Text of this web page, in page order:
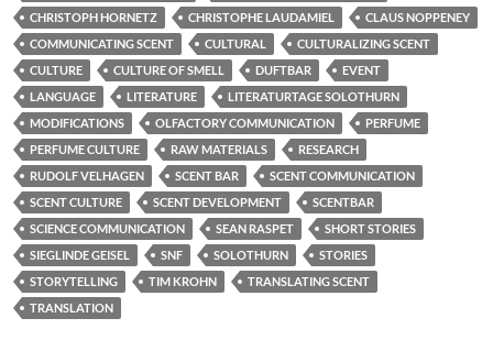
CHRISTOPH HORNETZ
CHRISTOPHE LAUDAMIEL
CLAUS NOPPENEY
COMMUNICATING SCENT
CULTURAL
CULTURALIZING SCENT
CULTURE
CULTURE OF SMELL DUFTBAR
EVENT
LANGUAGE
LITERATURE
LITERATURTAGE SOLOTHURN
MODIFICATIONS
OLFACTORY COMMUNICATION
PERFUME
PERFUME CULTURE
RAW MATERIALS
RESEARCH
RUDOLF VELHAGEN
SCENT BAR
SCENT COMMUNICATION
SCENT CULTURE
SCENT DEVELOPMENT
SCENTBAR
SCIENCE COMMUNICATION
SEAN RASPET
SHORT STORIES
SIEGLINDE GEISEL
SNF SOLOTHURN
STORIES
STORYTELLING
TIM KROHN
TRANSLATING SCENT
TRANSLATION